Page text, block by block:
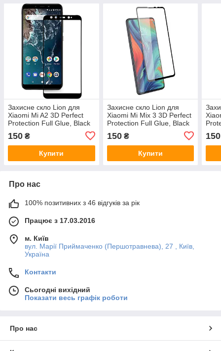
Захисне скло Lion для
Xiaomi Mi A2 3D Perfect
Protection Full Glue, Black
150 ₴
Купити
Захисне скло Lion для
Xiaomi Mi Mix 3 3D Perfect
Protection Full Glue, Black
150₴
Купити
150
Про нас
100% позитивних з 46 відгуків за рік
Працює з 17.03.2016
м. Київ
вул. Марії Приймаченко (Першотравнева), 27 , Київ,
Україна
Контакти
Сьогодні вихідний
Показати весь графік роботи
Про нас